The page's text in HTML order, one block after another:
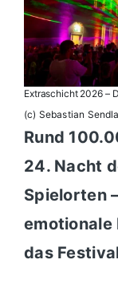
Extraschicht 2026 –
(c) Sebastian
Rund
24. Nacht
Spielorten
emotionale
das